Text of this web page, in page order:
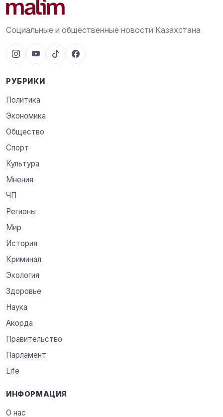
Социальные и общественные новости Казахстана
РУБРИКИ
Политика
Экономика
Общество
Спорт
Культура
Мнения
ЧП
Регионы
Мир
История
Криминал
Экология
Здоровье
Наука
Акорда
Правительство
Парламент
Life
ИНФОРМАЦИЯ
О нас